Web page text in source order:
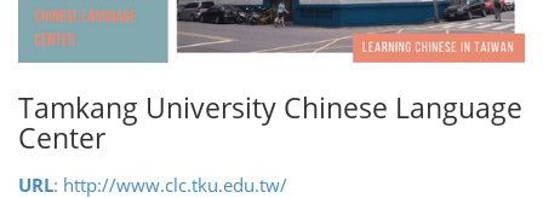
Tamkang University Chinese Language
Center
URL: http://www.clc.tku.edu.tw/